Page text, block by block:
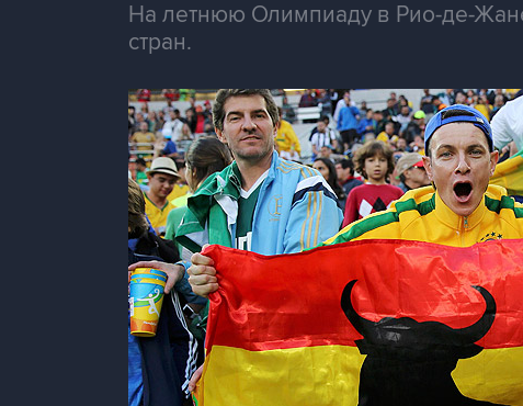
На летнюю Олимпиаду в Рио-де-
стран.